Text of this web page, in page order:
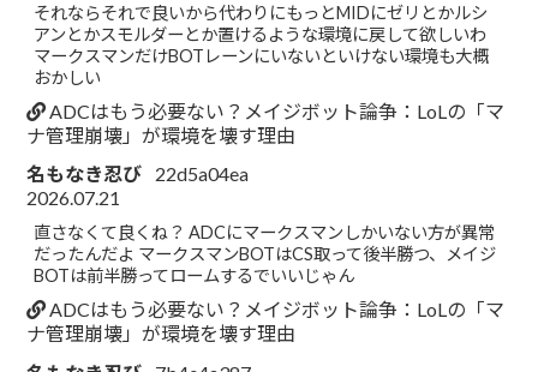
それならそれで良いから代わりにもっとMIDにゼリとかルシ
アンとかスモルダーとか置けるような環境に戻して欲しいわ
マークスマンだけBOTレーンにいないといけない環境も大概
おかしい
ADCはもう必要ない？メイジボット論争：LoLの「マ
ナ管理崩壊」が環境を壊す理由
名もなき忍び
22d5a04ea
2026.07.21
直さなくて良くね？ ADCにマークスマンしかいない方が異常
だったんだよ マークスマンBOTはCS取って後半勝つ、メイジ
BOTは前半勝ってロームするでいいじゃん
ADCはもう必要ない？メイジボット論争：LoLの「マ
ナ管理崩壊」が環境を壊す理由